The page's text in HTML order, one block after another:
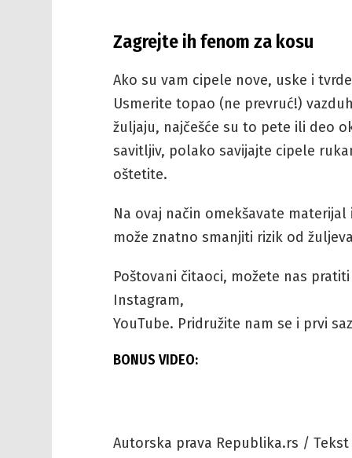
Zagrejte ih fenom za kosu
Ako su vam cipele nove, uske i
Usmerite topao (ne prevruć!)
žuljaju, najčešće su to pete ili deo
savitljiv, polako savijajte cipele
oštetite.
Na ovaj način omekšavate
može znatno smanjiti rizik od
Poštovani čitaoci, možete nas
Instagram,
YouTube. Pridružite nam se i prvi
BONUS VIDEO:
Autorska prava Republika.rs /